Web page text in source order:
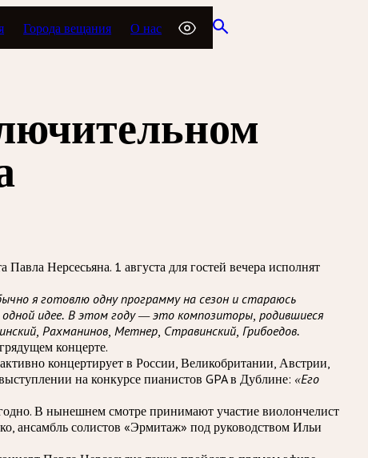
Города вещания О нас
Нерсесьяна. 1 августа для гостей вечера исполнят
я готовлю одну программу на сезон и стараюсь
идее. В этом году — это композиторы, родившиеся
Рахманинов, Метнер, Стравинский, Грибоедов.
концерте.
концертирует в России, Великобритании, Австрии,
на конкурсе пианистов GPA в Дублине: «Его
В нынешнем смотре принимают участие виолончелист
ансамбль солистов «Эрмитаж» под руководством Ильи